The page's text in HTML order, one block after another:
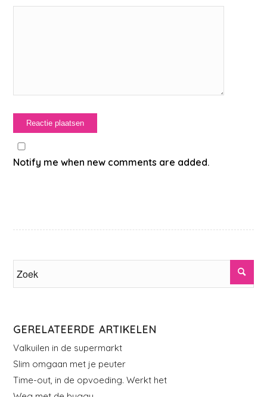
Notify me when new comments are added.
GERELATEERDE ARTIKELEN
Valkuilen in de supermarkt
Slim omgaan met je peuter
Time-out, in de opvoeding. Werkt het